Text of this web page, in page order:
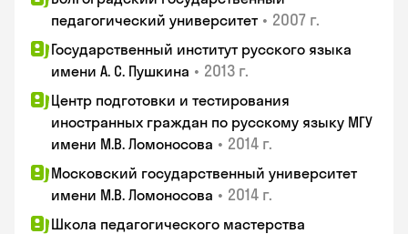
педагогический университет • 2007 г.
Государственный институт русского языка
имени А. С. Пушкина • 2013 г.
Центр подготовки и тестирования
иностранных граждан по русскому языку МГУ
имени М.В. Ломоносова • 2014 г.
Московский государственный университет
имени М.В. Ломоносова • 2014 г.
Школа педагогического мастерства